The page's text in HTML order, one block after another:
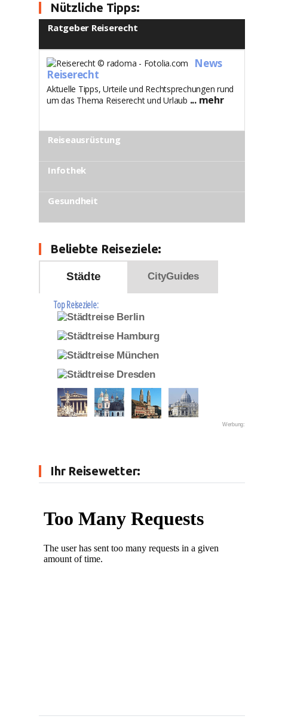
Nützliche Tipps:
Ratgeber Reiserecht
News
Reiserecht
Aktuelle Tipps, Urteile und Rechtsprechungen rund
um das Thema Reiserecht und Urlaub ... mehr
Reiseausrüstung
Infothek
Gesundheit
Beliebte Reiseziele:
Städte CityGuides
Top Reiseziele:
Werbung:
Ihr Reisewetter: